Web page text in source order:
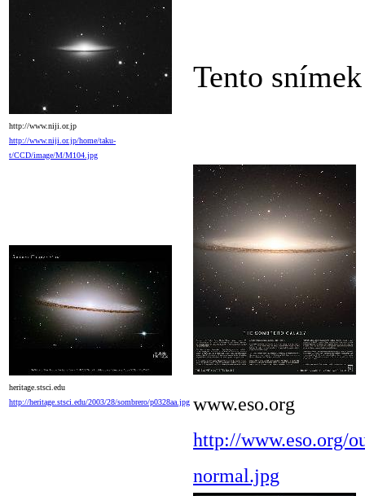
http://www.niji.or.jp
http://www.niji.or.jp/home/taku-
t/CCD/image/M/M104.jpg
Tento
heritage.stsci.edu
http://heritage.stsci.edu/2003/28/sombrero/p0328aa.jpg www.eso.org
http://www.eso.org/
normal.jpg